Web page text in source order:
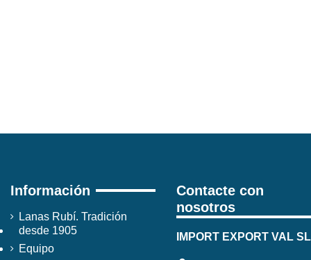
Información
Lanas Rubí. Tradición
desde 1905
Equipo
Contacte con
nosotros
IMPORT EXPORT VAL SL